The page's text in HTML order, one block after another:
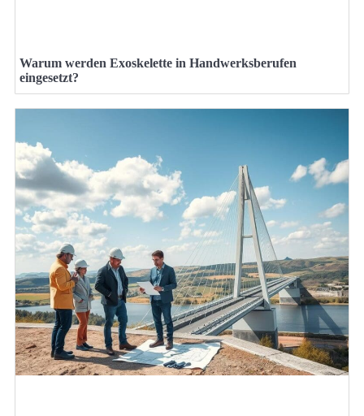
Warum werden Exoskelette in Handwerksberufen
eingesetzt?